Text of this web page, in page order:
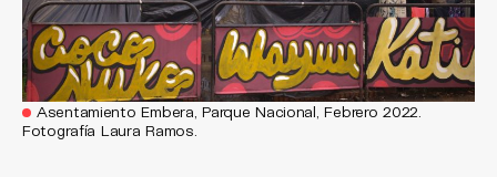
Asentamiento Embera, Parque Nacional, Febrero 2022.
Fotografía Laura Ramos.